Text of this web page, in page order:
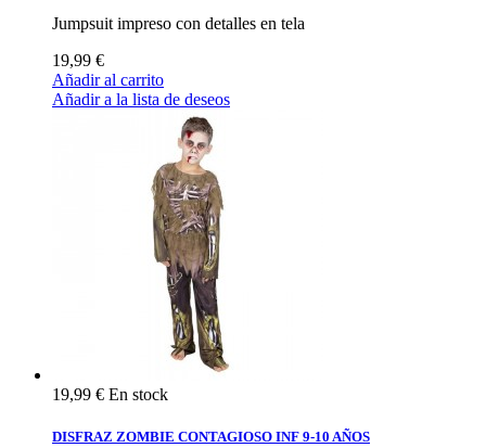
Jumpsuit impreso con detalles en tela
19,99 €
Añadir al carrito
Añadir a la lista de deseos
19,99 € En stock
DISFRAZ ZOMBIE CONTAGIOSO INF 9-10 AÑOS